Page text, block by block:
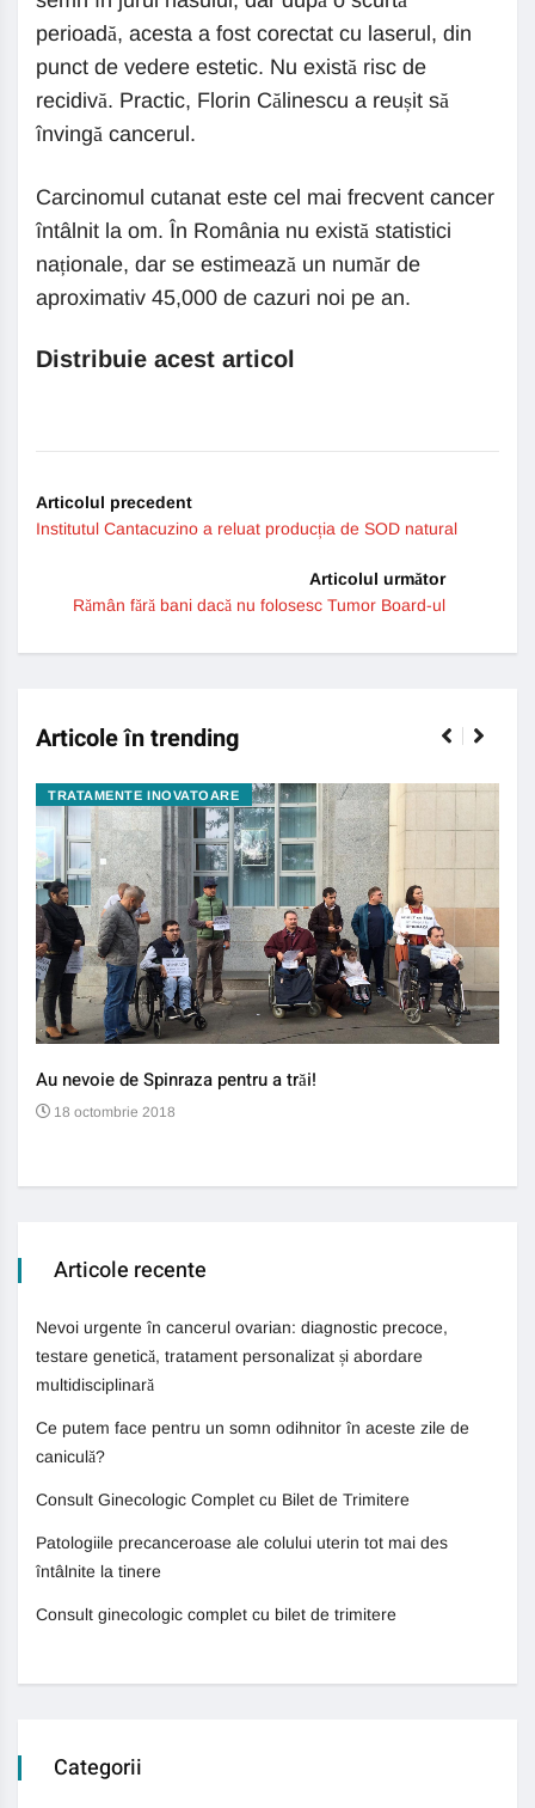
perioadă, acesta a fost corectat cu laserul, din
punct de vedere estetic. Nu există risc de
recidivă. Practic, Florin Călinescu a reușit să
învingă cancerul.
Carcinomul cutanat este cel mai frecvent cancer
întâlnit la om. În România nu există statistici
naționale, dar se estimează un număr de
aproximativ 45,000 de cazuri noi pe an.
Distribuie acest articol
Articolul precedent
Institutul Cantacuzino a reluat producția de SOD natural
Articolul următor
Rămân fără bani dacă nu folosesc Tumor Board-ul
Articole în trending
TRATAMENTE INOVATOARE
Au nevoie de Spinraza pentru a trăi!
18 octombrie 2018
Articole recente
Nevoi urgente în cancerul ovarian: diagnostic precoce,
testare genetică, tratament personalizat și abordare
multidisciplinară
Ce putem face pentru un somn odihnitor în aceste zile de
caniculă?
Consult Ginecologic Complet cu Bilet de Trimitere
Patologiile precanceroase ale colului uterin tot mai des
întâlnite la tinere
Consult ginecologic complet cu bilet de trimitere
Categorii